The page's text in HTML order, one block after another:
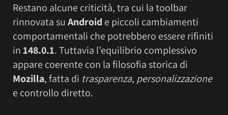
Restano alcune criticità, tra cui la toolbar
rinnovata suAndroid e piccoli cambiamenti
comportamentali che potrebbero essere rifiniti
in148.0.1. Tuttavia l’equilibrio complessivo
appare coerente con la filosofia storica di
Mozilla, fatta di trasparenza, personalizzazione
e controllo diretto.